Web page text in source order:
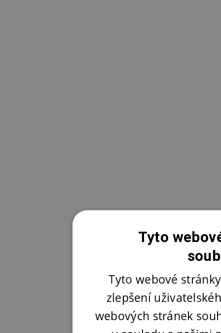
Tyto
Tyto webové
zlepšení
webových stránek